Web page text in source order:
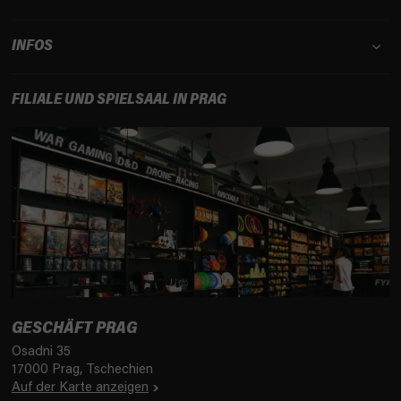
INFOS
FILIALE UND SPIELSAAL IN PRAG
GESCHÄFT PRAG
Osadni 35
17000 Prag, Tschechien
Auf der Karte anzeigen